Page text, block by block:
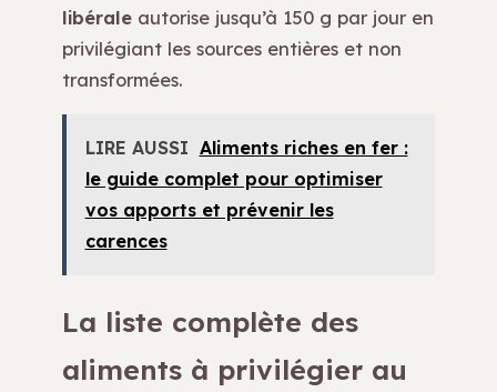
libérale autorise jusqu’à 150 g par jour en
privilégiant les sources entières et non
transformées.
LIRE AUSSI Aliments riches en fer :
le guide complet pour optimiser
vos apports et prévenir les
carences
La liste complète des
aliments à privilégier au